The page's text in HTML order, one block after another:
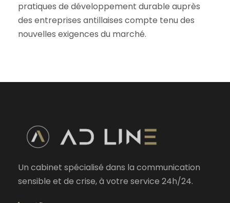
pratiques de développement durable auprès
des entreprises antillaises compte tenu des
nouvelles exigences du marché.
Un cabinet spécialisé dans la communication
sensible et de crise, à votre service 24h/24.